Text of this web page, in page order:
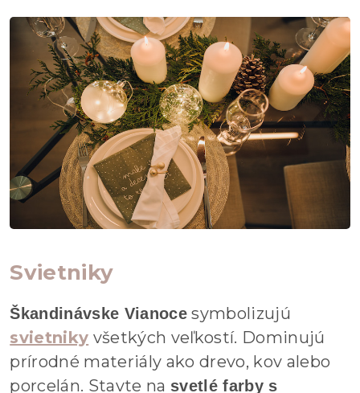
Svietniky
Škandinávske Vianocesymbolizujú
svietniky všetkých veľkostí. Dominujú
prírodné materiály ako drevo, kov alebo
porcelán. Stavte na svetlé farby s